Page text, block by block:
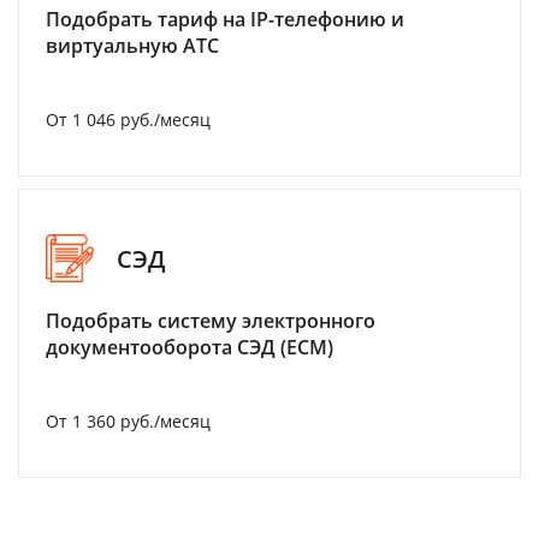
Подобрать тариф на IP-телефонию и
виртуальную АТС
От 1 046 руб./месяц
СЭД
Подобрать систему электронного
документооборота СЭД (ECM)
От 1 360 руб./месяц